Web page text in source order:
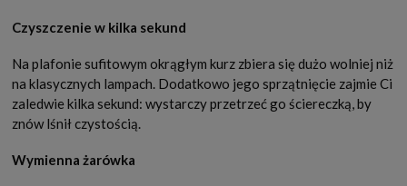
Czyszczenie w kilka sekund
Na plafonie sufitowym okrągłym kurz zbiera się dużo wolniej niż
na klasycznych lampach. Dodatkowo jego sprzątnięcie zajmie Ci
zaledwie kilka sekund: wystarczy przetrzeć go ściereczką, by
znów lśnił czystością.
Wymienna żarówka